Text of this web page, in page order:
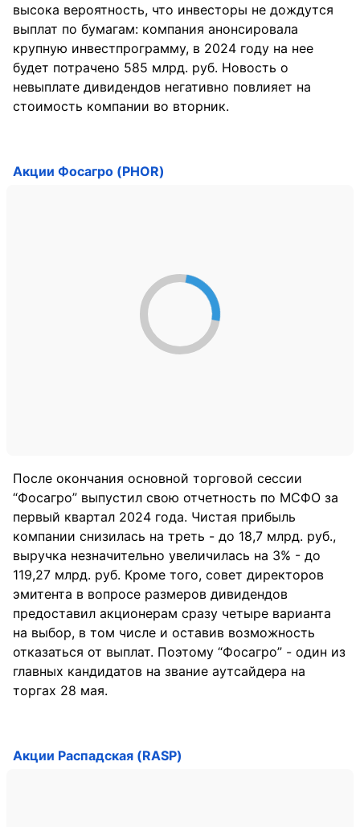
высока вероятность, что инвесторы не дождутся
выплат по бумагам: компания анонсировала
крупную инвестпрограмму, в 2024 году на нее
будет потрачено 585 млрд. руб. Новость о
невыплате дивидендов негативно повлияет на
стоимость компании во вторник.
Акции Фосагро (PHOR)
После окончания основной торговой сессии
“Фосагро” выпустил свою отчетность по МСФО за
первый квартал 2024 года. Чистая прибыль
компании снизилась на треть - до 18,7 млрд. руб.,
выручка незначительно увеличилась на 3% - до
119,27 млрд. руб. Кроме того, совет директоров
эмитента в вопросе размеров дивидендов
предоставил акционерам сразу четыре варианта
на выбор, в том числе и оставив возможность
отказаться от выплат. Поэтому “Фосагро” - один из
главных кандидатов на звание аутсайдера на
торгах 28 мая.
Акции Распадская (RASP)